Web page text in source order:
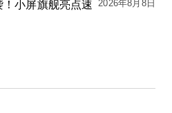
小屏旗舰亮点速
2026年8月8日